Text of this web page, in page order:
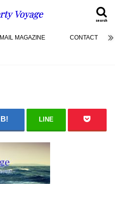
search
MAIL MAGAZINE CONTACT
LINE